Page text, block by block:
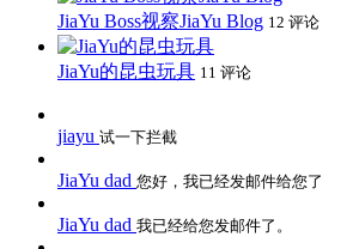
JiaYu Boss视察JiaYu Blog 12 评论
JiaYu的昆虫玩具 11 评论
jiayu 试一下拦截
JiaYu dad 您好，我已经发邮件给您了
JiaYu dad 我已经给您发邮件了。